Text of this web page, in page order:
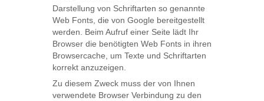
Darstellung von Schriftarten so genannte
Web Fonts, die von Google bereitgestellt
werden. Beim Aufruf einer Seite lädt Ihr
Browser die benötigten Web Fonts in ihren
Browsercache, um Texte und Schriftarten
korrekt anzuzeigen.
Zu diesem Zweck muss der von Ihnen
verwendete Browser Verbindung zu den